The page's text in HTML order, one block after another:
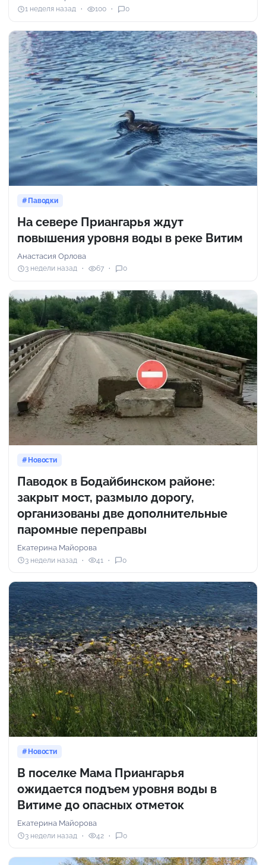
1 неделя назад 100 0
Паводки
На севере Приангарья ждут
повышения уровня воды в реке Витим
Анастасия Орлова
3 недели назад 67 0
Новости
Паводок в Бодайбинском районе:
закрыт мост, размыло дорогу,
организованы две дополнительные
паромные переправы
Екатерина Майорова
3 недели назад 41 0
Новости
В поселке Мама Приангарья
ожидается подъем уровня воды в
Витиме до опасных отметок
Екатерина Майорова
3 недели назад 42 0